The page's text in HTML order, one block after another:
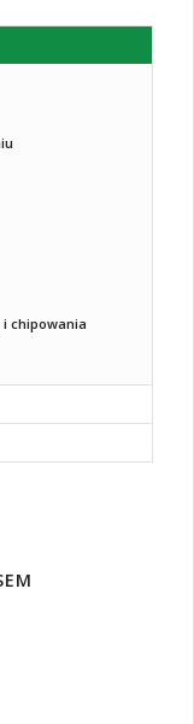
i chipowania